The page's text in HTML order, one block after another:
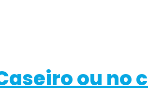
ou no